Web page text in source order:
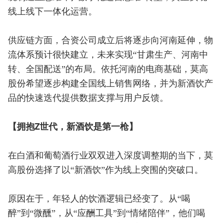
线上线下一体化运营。
供应链方面，合资公司成立后将逐步向河南延伸，物
流体系预计很快建立，未来实现“甘肃生产、河南中
转、全国配送”的布局。依托河南的电商基础，莫高
股份希望逐步构建全国线上销售网络，并为新酒饮产
品的快速迭代提供数据支撑与用户反馈。
【拥抱Z世代，新酒饮是第一枪】
在白酒和葡萄酒行业双双进入深度调整期的当下，莫
高股份选择了以“新酒饮”作为线上突围的突破口。
原因在于，年轻人的饮酒逻辑已经变了。从“喝
醉”到“微醺”，从“应酬工具”到“情绪陪伴”，他们喝